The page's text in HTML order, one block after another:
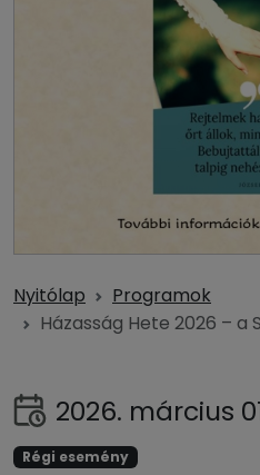
Nyitólap
Programok
Házasság Hete 2026 – a
2026. március
Régi esemény